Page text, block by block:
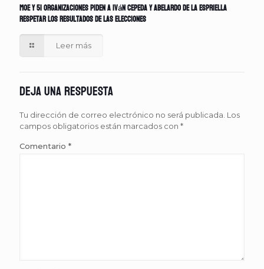
MOE y 51 organizaciones piden a Iván Cepeda y Abelardo de la Espriella
respetar los resultados de las elecciones
Leer más
Deja una respuesta
Tu dirección de correo electrónico no será publicada. Los
campos obligatorios están marcados con *
Comentario *